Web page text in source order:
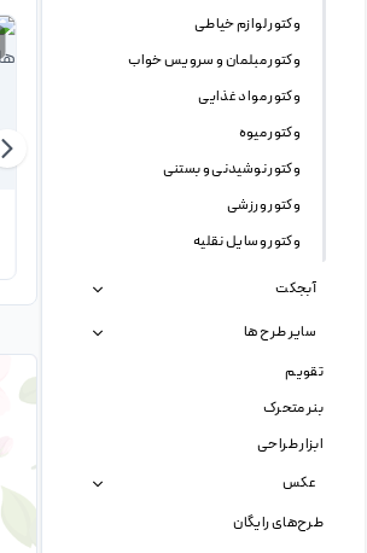
وکتور لوازم خیاطی
وکتور مبلمان و سرویس خواب
وکتور مواد غذایی
وکتور میوه
وکتور نوشیدنی و بستنی
وکتور ورزشی
وکتور وسایل نقلیه
آبجکت
سایر طرح ها
تقویم
بنر متحرک
ابزار طراحی
عکس
طرح‌های رایگان